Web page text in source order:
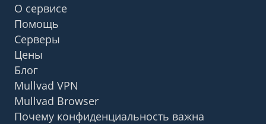
О сервисе
Помощь
Серверы
Цены
Блог
Mullvad VPN
Mullvad Browser
Почему конфиденциальность важна